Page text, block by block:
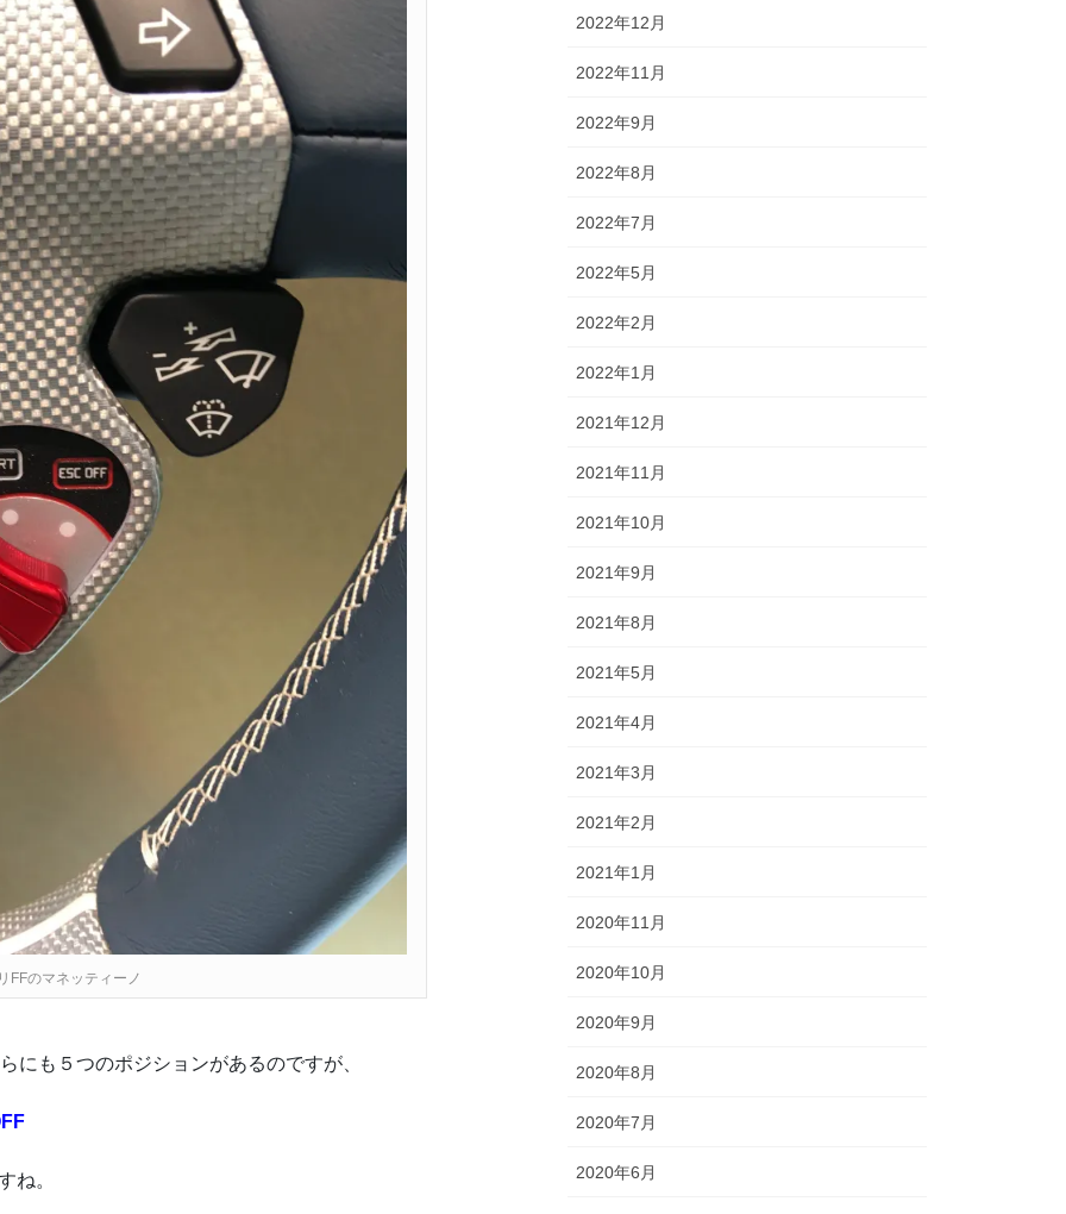
FFのマネッティーノ
にも５つのポジションがあるのですが、
ね。
2022年12月
2022年11月
2022年9月
2022年8月
2022年7月
2022年5月
2022年2月
2022年1月
2021年12月
2021年11月
2021年10月
2021年9月
2021年8月
2021年5月
2021年4月
2021年3月
2021年2月
2021年1月
2020年11月
2020年10月
2020年9月
2020年8月
2020年7月
2020年6月